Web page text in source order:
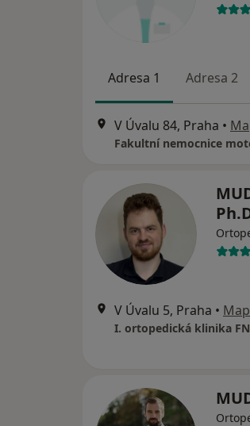
Adresa 1 Adresa 2
V Úvalu 84, Praha •
Fakultní nemocnice
V Úvalu 5, Praha •
I. ortopedická klinika